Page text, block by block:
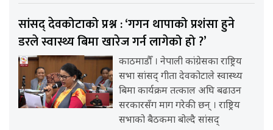
सांसद् देवकोटाको प्रश्न : ‘गगन थापाको प्रशंसा हुने
डरले स्वास्थ्य बिमा खारेज गर्न लागेको हो ?’
काठमाडौँ । नेपाली कांग्रेसका राष्ट्रिय
सभा सांसद् गीता देवकोटाले स्वास्थ्य
बिमा कार्यक्रम तत्काल अघि बढाउन
सरकारसँग माग गरेकी छन् । राष्ट्रिय
सभाको बैठकमा बोल्दै सांसद्